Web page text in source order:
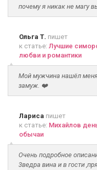
почему я никак не магу
Ольга Т. пишет
к статье: Лучшие
любви и романтики
Мой мужчина нашёл
замуж. ❤️
Лариса пишет
к статье: Михайлов
обычаи
Очень подробное
3ведра вина и в гости